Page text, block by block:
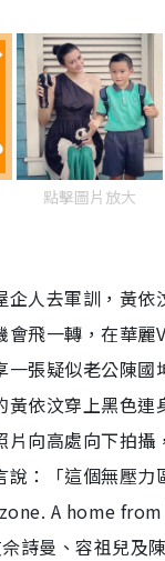
點擊圖片放大
企人去軍訓，黃依
會飛一轉，在華麗
一張疑似老公陳國
黃依汶穿上黑色連
片向高處向下拍攝
說：「這個無壓力
A home
詩曼、容祖兒及